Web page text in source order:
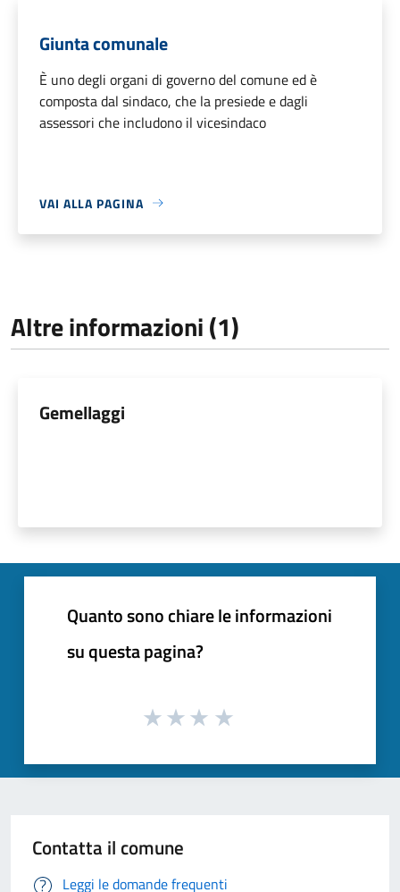
Giunta comunale
È uno degli organi di governo del comune ed è
composta dal sindaco, che la presiede e dagli
assessori che includono il vicesindaco
VAI ALLA PAGINA
Altre informazioni (1)
Gemellaggi
Quanto sono chiare le informazioni
su questa pagina?
Contatta il comune
Leggi le domande frequenti